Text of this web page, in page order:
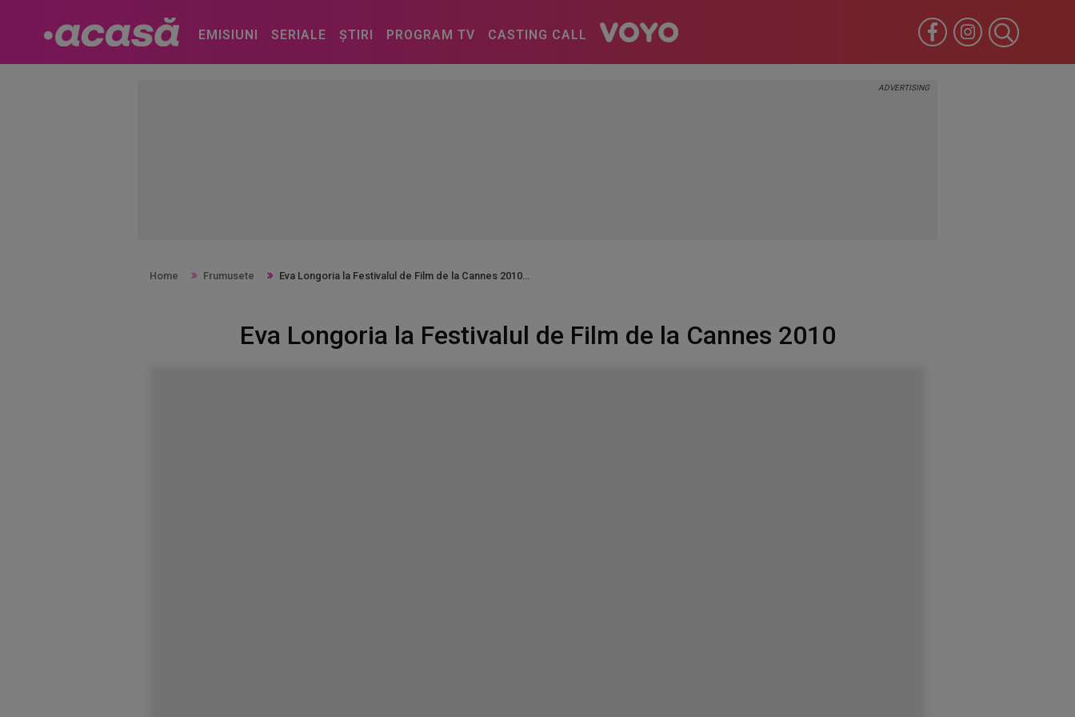
EMISIUNI SERIALE ȘTIRI PROGRAM TV CASTING CALL
Home Frumusete Eva Longoria la Festivalul de Film de la Cannes 2010
Eva Longoria la Festivalul de Film de la Cannes 2010